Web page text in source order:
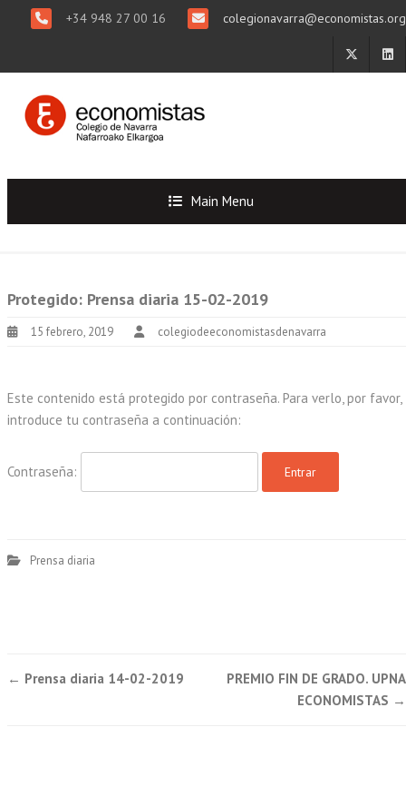
+34 948 27 00 16 colegionavarra@economistas.org
Main Menu
Protegido: Prensa diaria 15-02-2019
15 febrero, 2019 colegiodeeconomistasdenavarra
Este contenido está protegido por contraseña. Para verlo, por favor,
introduce tu contraseña a continuación:
Contraseña:
Prensa diaria
Post
← Prensa diaria 14-02-2019
PREMIO FIN DE GRADO. UPNA
ECONOMISTAS →